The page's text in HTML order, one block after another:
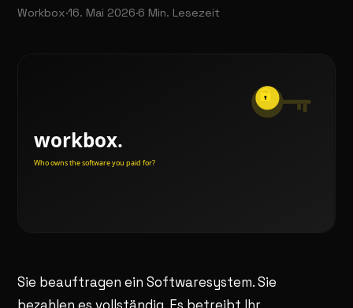
Workbox·16. Mai 2026·6 Min. Lesezeit
Sie beauftragen ein Softwaresystem. Sie